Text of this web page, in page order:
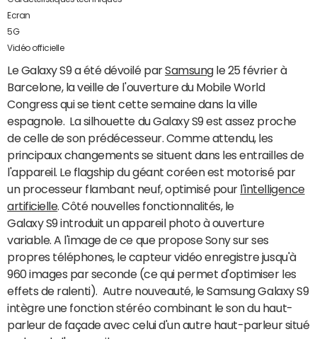
Ecran
5G
Vidéo officielle
Le Galaxy S9 a été dévoilé parSamsungle 25 février à
Barcelone, la veille de l'ouverture du Mobile World
Congress qui se tient cette semaine dans la ville
espagnole. La silhouette du Galaxy S9 est assez proche
de celle de son prédécesseur. Comme attendu, les
principaux changements se situent dans les entrailles de
l'appareil. Le flagship du géant coréenest motorisé par
un processeur flambant neuf, optimisé pour l'intelligence
artificielle. Côté nouvelles fonctionnalités, le
Galaxy S9 introduit un appareil photo à ouverture
variable. A l'image de ce que propose Sony sur ses
propres téléphones, le capteur vidéo enregistre jusqu'à
960 images par seconde (ce qui permet d'optimiser les
effets de ralenti). Autre nouveauté, le Samsung Galaxy S9
intègre une fonction stéréo combinant le son du haut-
parleur de façade avec celui d'un autre haut-parleur situé